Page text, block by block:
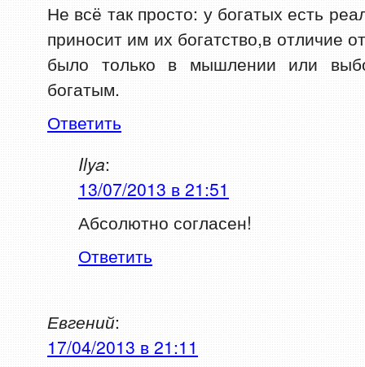
Не всё так просто: у богатых есть
приносит им их богатство,в отличие
было только в мышлении или
богатым.
Ответить
Ilya:
13/07/2013 в 21:51
Абсолютно согласен!
Ответить
Евгений:
17/04/2013 в 21:11